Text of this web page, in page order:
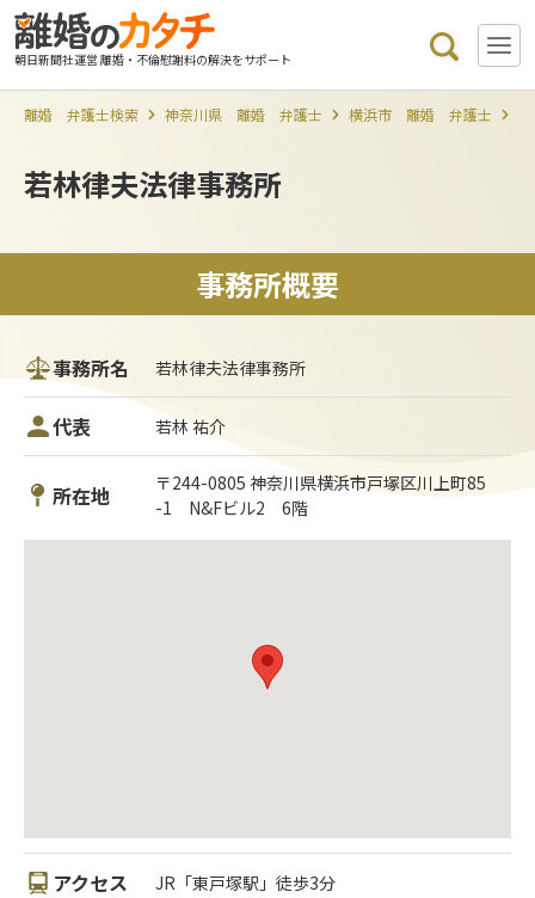
朝日新聞社運営 離婚・不倫慰謝料の解決をサポート
離婚 弁護士検索 神奈川県 離婚 弁護士 横浜市 離婚 弁護士
若林律夫法律事務所
事務所概要
事務所名 若林律夫法律事務所
代表 若林 祐介
所在地
〒244-0805 神奈川県横浜市戸塚区川上町85
-1 N&Fビル2 6階
アクセス JR「東戸塚駅」徒歩3分